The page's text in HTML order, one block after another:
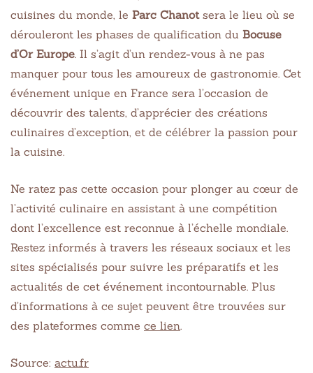
cuisines du monde, le Parc Chanotsera le lieu où se
dérouleront les phases de qualification du Bocuse
d’Or Europe. Il s’agit d’un rendez-vous à ne pas
manquer pour tous les amoureux de gastronomie. Cet
événement unique en France sera l’occasion de
découvrir des talents, d’apprécier des créations
culinaires d’exception, et de célébrer la passion pour
la cuisine.
Ne ratez pas cette occasion pour plonger au cœur de
l’activité culinaire en assistant à une compétition
dont l’excellence est reconnue à l’échelle mondiale.
Restez informés à travers les réseaux sociaux et les
sites spécialisés pour suivre les préparatifs et les
actualités de cet événement incontournable. Plus
d’informations à ce sujet peuvent être trouvées sur
des plateformes comme ce lien.
Source: actu.fr